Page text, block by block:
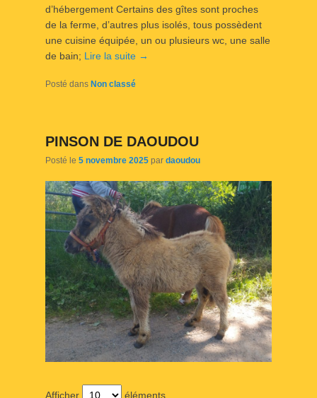
d’hébergement Certains des gîtes sont proches
de la ferme, d’autres plus isolés, tous possèdent
une cuisine équipée, un ou plusieurs wc, une salle
de bain; Lire la suite →
Posté dans Non classé
PINSON DE DAOUDOU
Posté le 5 novembre 2025 par daoudou
Afficher éléments